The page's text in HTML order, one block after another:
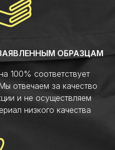
ОБРАЗЦАМ
100% соответствует
отвечаем за качество
и не осуществляем
низкого качества